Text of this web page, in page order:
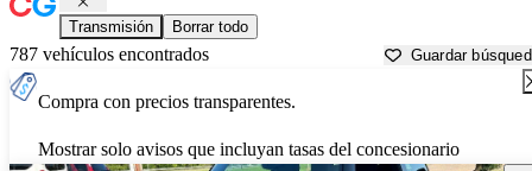
Transmisión Borrar todo
787 vehículos encontrados Guardar
Compra con precios transparentes.
Mostrar solo avisos que incluyan tasas del concesionario